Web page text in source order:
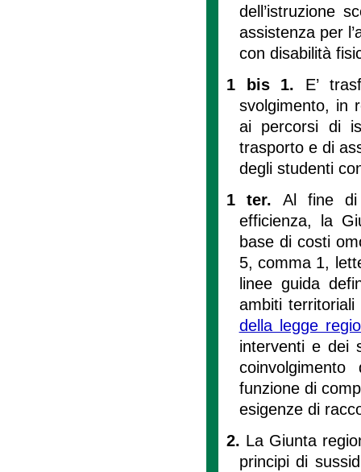
dell’istruzione
assistenza per
con disabilità
1 bis 1. E’
svolgimento, in
ai percorsi di
trasporto e di
degli studenti
1 ter.Al fine di
efficienza, la
base di costi
5, comma 1,
linee guida
ambiti
della legge
interventi e dei
funzione di
esigenze di
2. La Giunta
principi di